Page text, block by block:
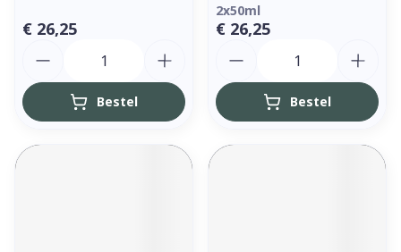
€ 26,25
Bestel
2x50ml
€ 26,25
Bestel